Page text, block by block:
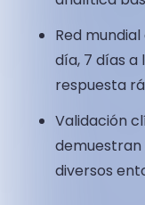
Red
día, 7 días a
respuesta
Validación
demuestran
diversos